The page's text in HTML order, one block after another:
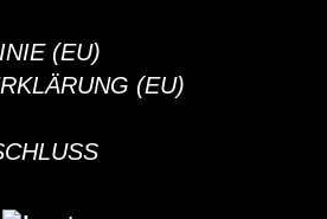
(EU)
(EU)